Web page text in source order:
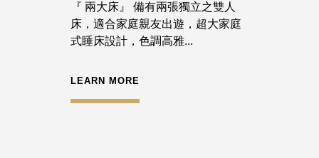
『 兩大床』 備有兩張獨立之雙人
床，適合家庭親友出遊，超大家庭
式睡床設計，色調高雅...
LEARN MORE